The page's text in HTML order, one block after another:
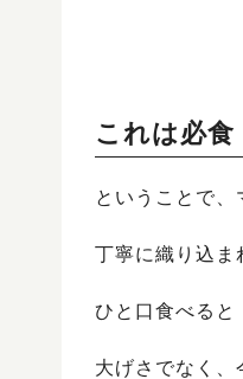
これは必食
ということで、
丁寧に織り込ま
ひと口食べると
大げさでなく、